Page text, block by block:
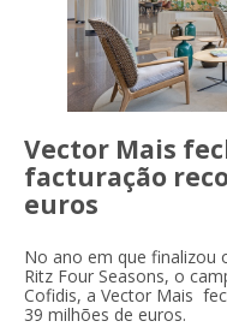
Vector Mais
facturação
euros
No ano em que finalizou
Ritz Four Seasons, o
Cofidis, a Vector Mais
39 milhões de euros.